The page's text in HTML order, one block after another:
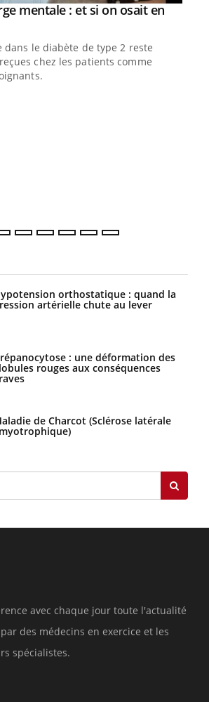
mentale : et si on osait en
dans le diabète de type 2 reste
chez les patients comme
orthostatique : quand la
artérielle chute au lever
: une déformation des
rouges aux conséquences
de Charcot (Sclérose latérale
avec chaque jour toute l'actualité
des médecins en exercice et les
spécialistes.